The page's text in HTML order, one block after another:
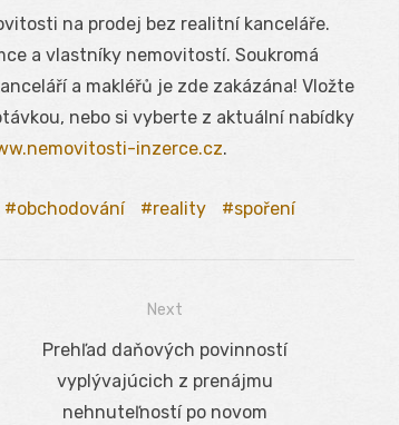
na prodej bez realitní kanceláře.
a vlastníky nemovitostí. Soukromá
a makléřů je zde zakázána! Vložte
nebo si vyberte z aktuální nabídky
inzerce.cz.
obchodování reality spoření
Next
Next
post:
Prehľad daňových povinností
vyplývajúcich z prenájmu
nehnuteľností po novom